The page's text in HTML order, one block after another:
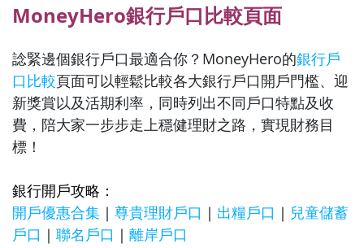
MoneyHero銀行戶口比較頁面
諗緊邊個銀行戶口最適合你？MoneyHero的銀行戶
口比較頁面可以輕鬆比較各大銀行戶口開戶門檻、迎
新獎賞以及活期利率，同時列出不同戶口特點及收
費，陪大家一步步走上穩健理財之路，實現財務目
標！
銀行開戶攻略：
開戶優惠合集 ｜ 尊貴理財戶口 ｜ 出糧戶口 ｜ 兒童儲蓄
戶口 ｜ 聯名戶口 ｜ 離岸戶口